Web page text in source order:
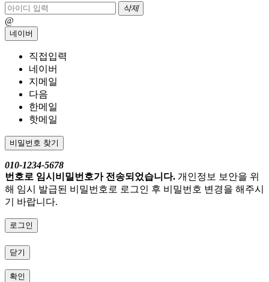
삭제
@
네이버
직접입력
네이버
지메일
다음
한메일
핫메일
비밀번호 찾기
010-1234-5678
번호로 임시비밀번호가 전송되었습니다. 개인정보 보안을 위
해 임시 발급된 비밀번호로 로그인 후 비밀번호 변경을 해주시
기 바랍니다.
로그인
닫기
확인